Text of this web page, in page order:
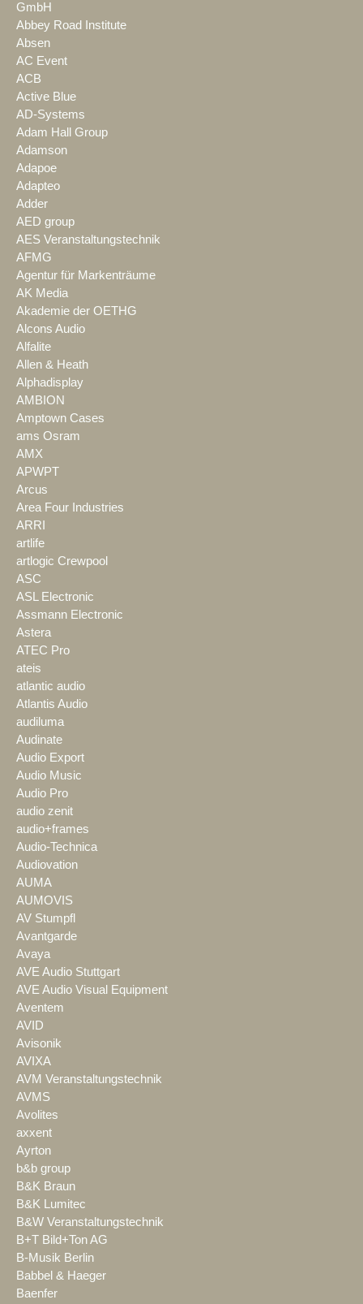
GmbH
Abbey Road Institute
Absen
AC Event
ACB
Active Blue
AD-Systems
Adam Hall Group
Adamson
Adapoe
Adapteo
Adder
AED group
AES Veranstaltungstechnik
AFMG
Agentur für Markenträume
AK Media
Akademie der OETHG
Alcons Audio
Alfalite
Allen & Heath
Alphadisplay
AMBION
Amptown Cases
ams Osram
AMX
APWPT
Arcus
Area Four Industries
ARRI
artlife
artlogic Crewpool
ASC
ASL Electronic
Assmann Electronic
Astera
ATEC Pro
ateis
atlantic audio
Atlantis Audio
audiluma
Audinate
Audio Export
Audio Music
Audio Pro
audio zenit
audio+frames
Audio-Technica
Audiovation
AUMA
AUMOVIS
AV Stumpfl
Avantgarde
Avaya
AVE Audio Stuttgart
AVE Audio Visual Equipment
Aventem
AVID
Avisonik
AVIXA
AVM Veranstaltungstechnik
AVMS
Avolites
axxent
Ayrton
b&b group
B&K Braun
B&K Lumitec
B&W Veranstaltungstechnik
B+T Bild+Ton AG
B-Musik Berlin
Babbel & Haeger
Baenfer